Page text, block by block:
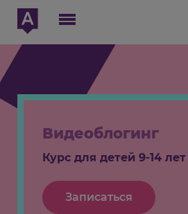
Видеоблогинг
Курс для детей 9-14 лет
Записаться